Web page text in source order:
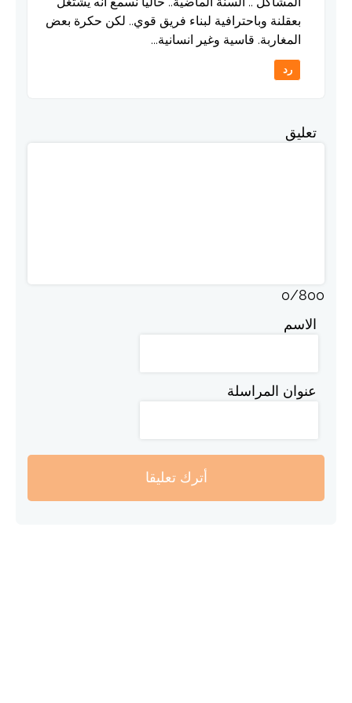
بعقلنة وباحترافية لبناء فريق قوي.. لكن حكرة بعض
المغاربة. قاسية وغير انسانية...
رد
تعليق
0/800
الاسم
عنوان المراسلة
أترك تعليقا